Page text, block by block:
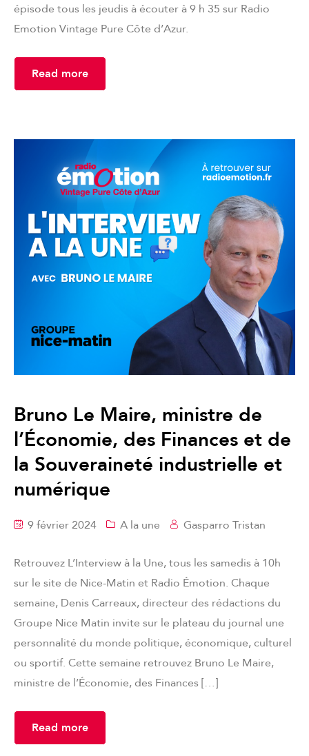
épisode tous les jeudis à écouter à 9 h 35 sur Radio
Emotion Vintage Pure Côte d’Azur.
Read more
Bruno Le Maire, ministre de
l’Économie, des Finances et de
la Souveraineté industrielle et
numérique
9 février 2024 A la une Gasparro Tristan
Retrouvez L’Interview à la Une, tous les samedis à 10h
sur le site de Nice-Matin et Radio Émotion. Chaque
semaine, Denis Carreaux, directeur des rédactions du
Groupe Nice Matin invite sur le plateau du journal une
personnalité du monde politique, économique, culturel
ou sportif. Cette semaine retrouvez Bruno Le Maire,
ministre de l’Économie, des Finances […]
Read more